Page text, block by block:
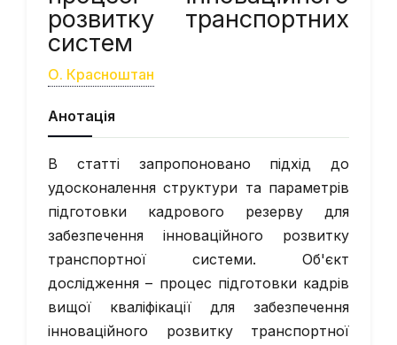
розвитку транспортних
систем
О. Красноштан
Анотація
В статті запропоновано підхід до
удосконалення структури та параметрів
підготовки кадрового резерву для
забезпечення інноваційного розвитку
транспортної системи. Об'єкт
дослідження – процес підготовки кадрів
вищої кваліфікації для забезпечення
інноваційного розвитку транспортної